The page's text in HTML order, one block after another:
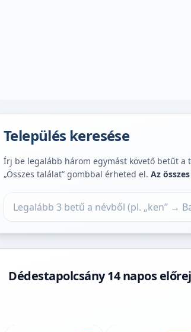
Település keresése
Írj be legalább három egymást követő betűt a
„Összes találat” gombbal érheted el. Az
Dédestapolcsány 14 napos